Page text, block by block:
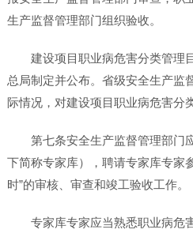
生产监督管理部门组织验收。
建设项目职业病危害分类管理
总局制定并公布。省级安全生产监
际情况，对建设项目职业病危害分
第七条安全生产监督管理部门
下简称专家库），聘请专家库专家
时”的审核、审查和竣工验收工作。
专家库专家应当熟悉职业病危